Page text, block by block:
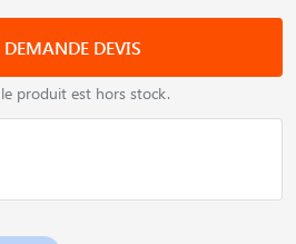
DEMANDE DEVIS
produit est hors stock.